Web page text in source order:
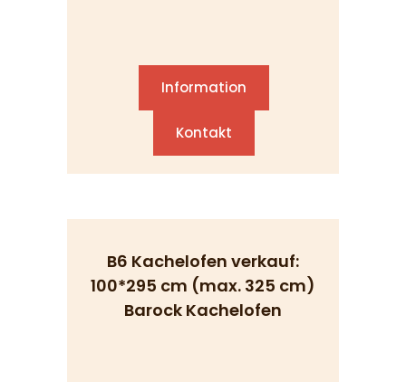
Information
Kontakt
B6 Kachelofen verkauf:
100*295 cm (max. 325 cm)
Barock Kachelofen